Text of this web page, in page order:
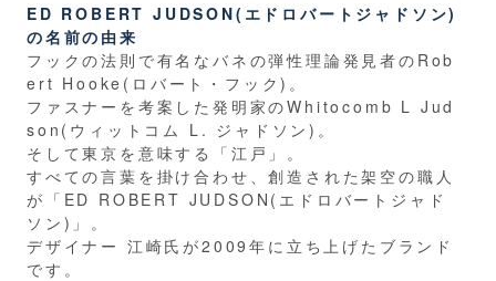
ED ROBERT JUDSON(エドロバートジャドソン)
の名前の由来
フックの法則で有名なバネの弾性理論発見者のRob
ert Hooke(ロバート・フック)。
ファスナーを考案した発明家のWhitocomb L Jud
son(ウィットコム L. ジャドソン)。
そして東京を意味する「江戸」。
すべての言葉を掛け合わせ、創造された架空の職人
が「ED ROBERT JUDSON(エドロバートジャド
ソン)」。
デザイナー 江崎氏が2009年に立ち上げたブランド
です。